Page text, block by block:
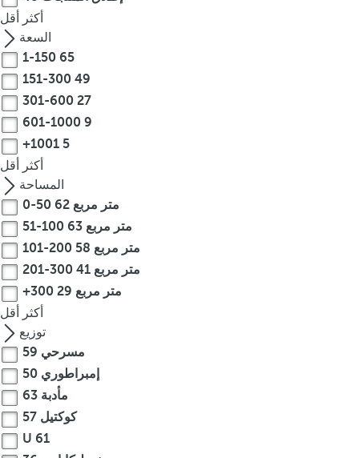
h
a
r
a
c
t
e
r
s
y
o
u
c
a
n
p
r
e
s
t
h
أكثر
أقل
السعة
1-150 65
151-300 49
301-600 27
601-1000 9
+1001 5
أكثر
أقل
المساحة
0-50 متر مربع 62
51-100 متر مربع 63
101-200 متر مربع 58
201-300 متر مربع 41
+300 متر مربع 29
أكثر
أقل
توزيع
مسرحي 59
إمبراطوري 50
مأدبة 63
كوكتيل 57
U 61